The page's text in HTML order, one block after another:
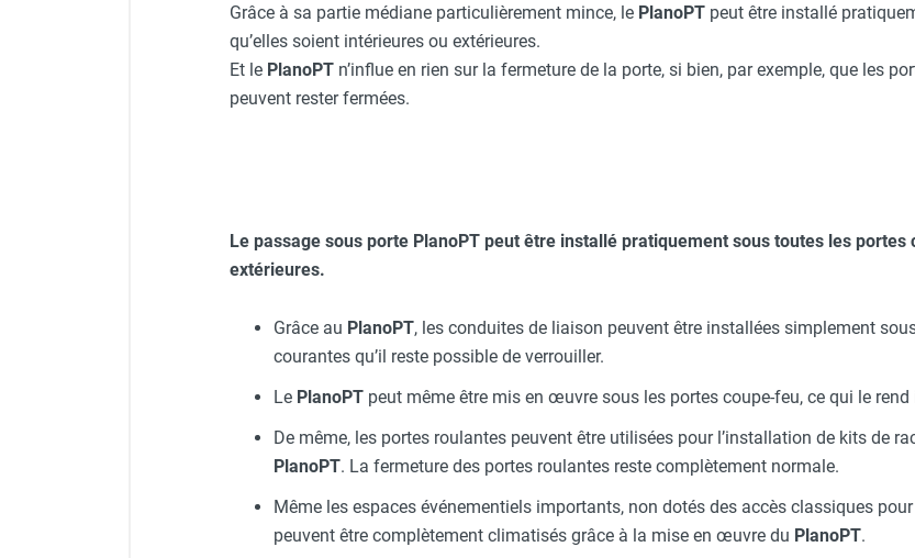
Aérotherme électrique
Aérotherme au gaz
Aérotherme à eau chaude ou froide
Aérotherme au fioul
Chauffage mobile électrique
Chauffage électrique soufflant
Chauffage haute température pour
Chauffage électrique infrarouge
Chauffage électrique par convection
Chauffage fioul soufflant avec
cheminée et réservoir intégré
cheminée à raccorder sur citerne
Chauffage fioul soufflant sans
Grâce à sa partie médiane particulièrement mince, le PlanoPT peut être installé
qu’elles soient intérieures ou extérieures.
Et le PlanoPT n’influe en rien sur la fermeture de la porte, si bien, par exemple, que les
peuvent rester fermées.
Le passage sous porte PlanoPT peut être installé pratiquement sous toutes les portes
extérieures.
Grâce au PlanoPT, les conduites de liaison peuvent être installées simplement
courantes qu’il reste possible de verrouiller.
Le PlanoPT peut même être mis en œuvre sous les portes coupe-feu, ce qui le
De même, les portes roulantes peuvent être utilisées pour l’installation de kits de
PlanoPT. La fermeture des portes roulantes reste complètement normale.
Même les espaces événementiels importants, non dotés des accès classiques
peuvent être complètement climatisés grâce à la mise en œuvre du PlanoPT.